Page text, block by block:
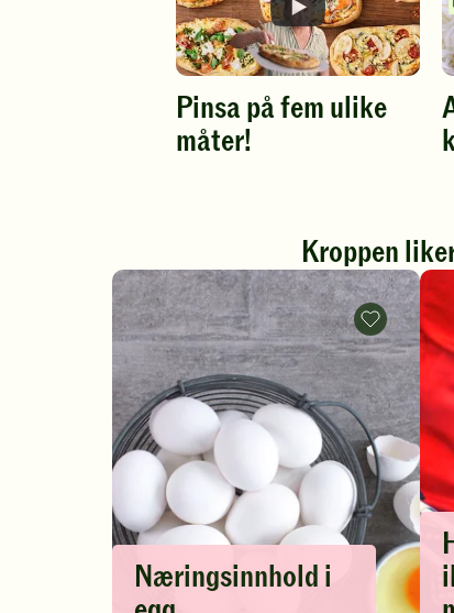
Pinsa på fem ulike
måter!
Kroppen
i
egg
-
legg
til
favoritter
Næringsinnhold i